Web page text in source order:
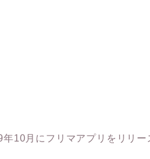
10月にフリマアプリをリリー